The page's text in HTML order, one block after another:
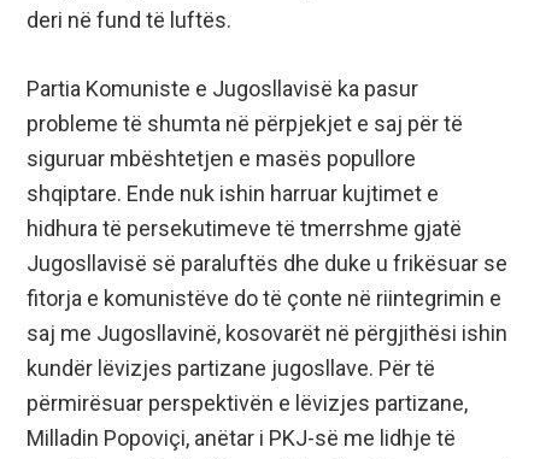
deri në fund të luftës.
Partia Komuniste e Jugosllavisë ka pasur
probleme të shumta në përpjekjet e saj për të
siguruar mbështetjen e masës popullore
shqiptare. Ende nuk ishin harruar kujtimet e
hidhura të persekutimeve të tmerrshme gjatë
Jugosllavisë së paraluftës dhe duke u frikësuar se
fitorja e komunistëve do të çonte në riintegrimin e
saj me Jugosllavinë, kosovarët në përgjithësi ishin
kundër lëvizjes partizane jugosllave. Për të
përmirësuar perspektivën e lëvizjes partizane,
Milladin Popoviçi, anëtar i PKJ-së me lidhje të